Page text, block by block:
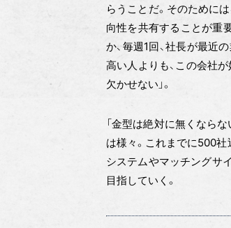
らうことだ。そのために
向性を共有することが重
か、毎週1回、社長が最近
高い人よりも、この会社
欠かせない」。
「金型は絶対に無くなら
は様々。これまでに500
システムやマッチングサ
目指していく。